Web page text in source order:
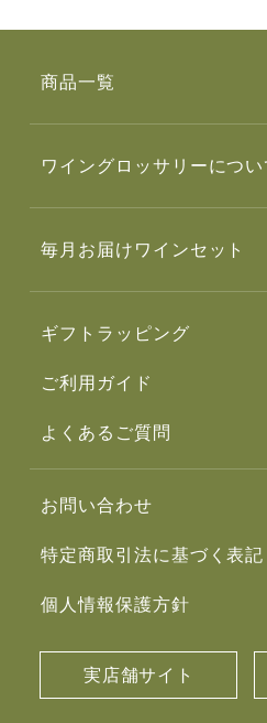
商品一覧
ワイングロッサリーについ
毎月お届けワインセット
ギフトラッピング
ご利用ガイド
よくあるご質問
お問い合わせ
特定商取引法に基づく表記
個人情報保護方針
実店舗サイト